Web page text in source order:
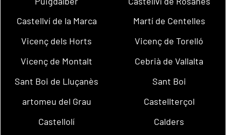
Castellví de la Marca
Martí de Centelles
Vicenç dels Horts
Vicenç de Torelló
Vicenç de Montalt
Cebrià de Vallalta
Sant Boi de Lluçanès
Sant Boi
artomeu del Grau
Castellterçol
Castellolí
Calders